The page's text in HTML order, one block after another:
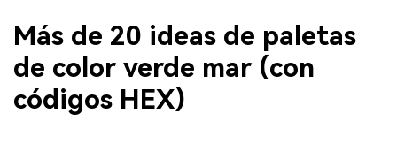
Más de 20 ideas de paletas
de color verde mar (con
códigos HEX)